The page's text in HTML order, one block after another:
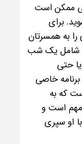
ممکن است
برای
را به همسرتان
شامل یک شب
حتی
خاصی
که به
مهم است و
او سپری